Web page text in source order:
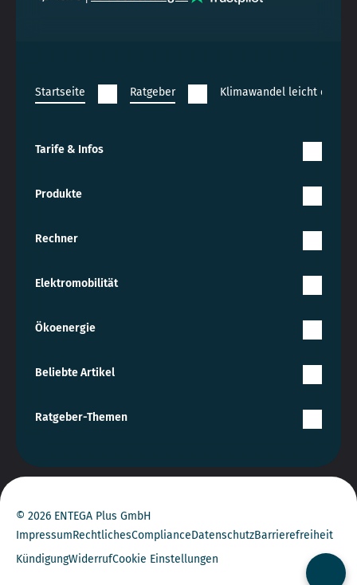
Startseite Ratgeber Klimawandel leicht erklärt
Tarife & Infos
Produkte
Rechner
Elektromobilität
Ökoenergie
Beliebte Artikel
Ratgeber-Themen
© 2026 ENTEGA Plus GmbH
ImpressumRechtlichesComplianceDatenschutzBarrierefreiheit
KündigungWiderrufCookie Einstellungen